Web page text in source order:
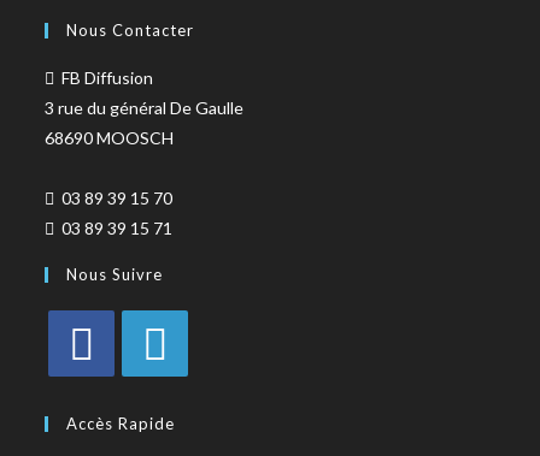
Nous Contacter
FB Diffusion
3 rue du général De Gaulle
68690 MOOSCH
03 89 39 15 70
03 89 39 15 71
Nous Suivre
Accès Rapide